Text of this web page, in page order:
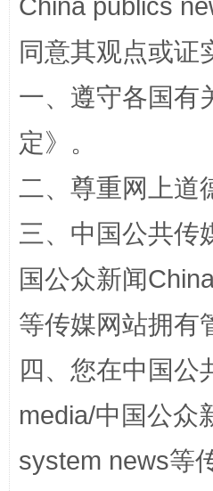
站台名比不上好声名
China publics
同意其观点或证
一、遵守各国有
定》。
二、尊重网上道
三、中国公共传
国公众新闻
等传媒网站拥有
四、您在中国公
media/中国公众
system news等